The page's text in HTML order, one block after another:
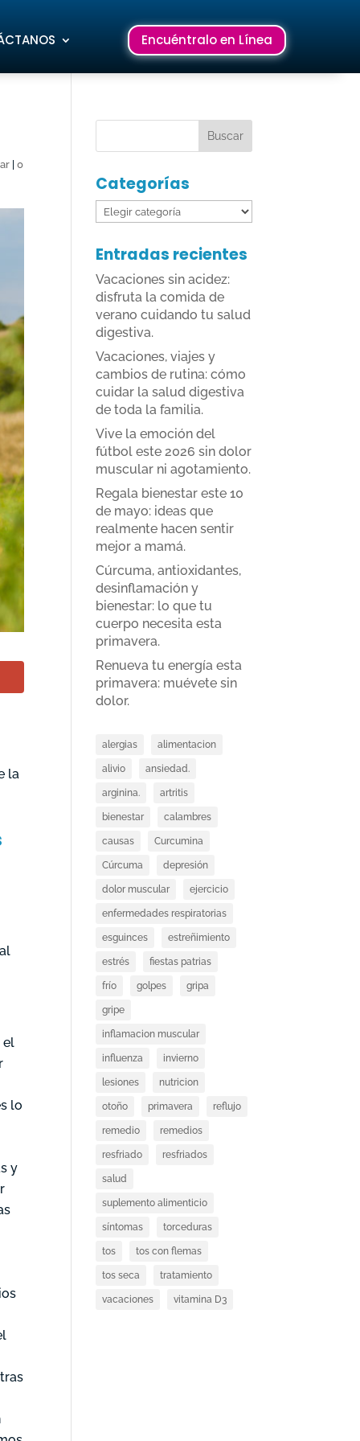
Encuéntralo en Línea
|0
la
el
lo
y
Categorías
Categorías
Entradas recientes
Vacaciones sin acidez:
disfruta la comida de
verano cuidando tu salud
digestiva.
Vacaciones, viajes y
cambios de rutina: cómo
cuidar la salud digestiva
de toda la familia.
Vive la emoción del
fútbol este 2026 sin dolor
muscular ni agotamiento.
Regala bienestar este 10
de mayo: ideas que
realmente hacen sentir
mejor a mamá.
Cúrcuma, antioxidantes,
desinflamación y
bienestar: lo que tu
cuerpo necesita esta
primavera.
Renueva tu energía esta
primavera: muévete sin
dolor.
alergias alimentacion
alivio ansiedad.
arginina. artritis
bienestar calambres
causas Curcumina
Cúrcuma depresión
dolor muscular ejercicio
enfermedades respiratorias
esguinces estreñimiento
estrés fiestas patrias
frío golpes gripa
gripe
inflamacion muscular
influenza invierno
lesiones nutricion
otoño primavera reflujo
remedio remedios
resfriado resfriados
salud
suplemento alimenticio
síntomas torceduras
tos tos con flemas
tos seca tratamiento
vacaciones vitamina D3